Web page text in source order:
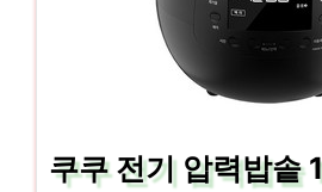
쿠쿠 전기 압력밥솥